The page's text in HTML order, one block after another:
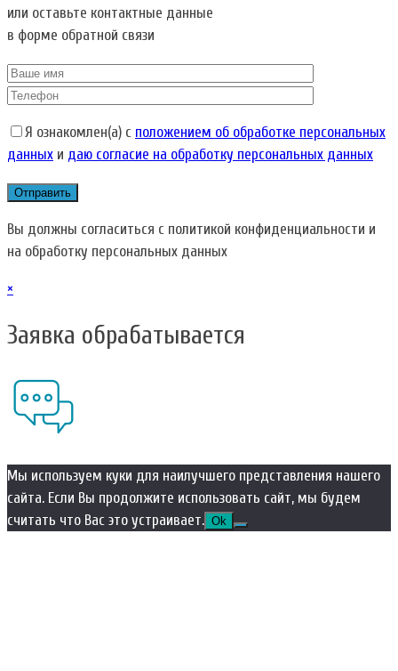
или оставьте контактные данные
в форме обратной связи
Я ознакомлен(а) с положением об обработке персональных
данных и даю согласие на обработку персональных данных
Вы должны согласиться с политикой конфиденциальности и
на обработку персональных данных
×
Заявка обрабатывается
Мы используем куки для наилучшего представления нашего
сайта. Если Вы продолжите использовать сайт, мы будем
считать что Вас это устраивает. Ok